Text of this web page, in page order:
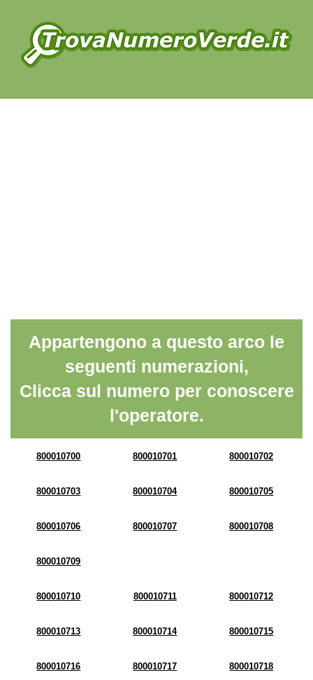
Appartengono a questo arco le
seguenti numerazioni,
Clicca sul numero per conoscere
l'operatore.
800010700 800010701 800010702
800010703 800010704 800010705
800010706 800010707 800010708
800010709
800010710 800010711 800010712
800010713 800010714 800010715
800010716 800010717 800010718